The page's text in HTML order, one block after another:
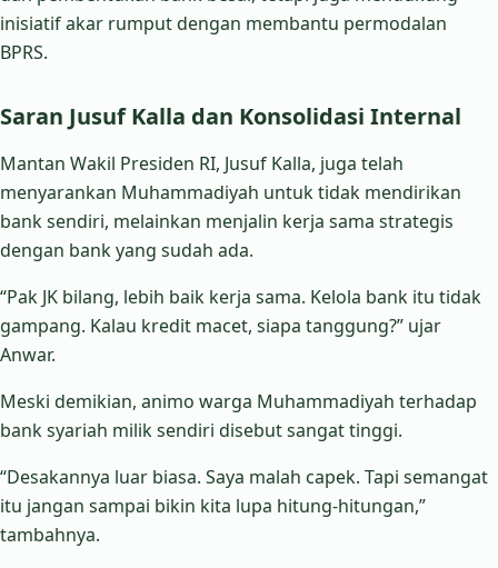
inisiatif akar rumput dengan membantu permodalan
BPRS.
Saran Jusuf Kalla dan Konsolidasi Internal
Mantan Wakil Presiden RI, Jusuf Kalla, juga telah
menyarankan Muhammadiyah untuk tidak mendirikan
bank sendiri, melainkan menjalin kerja sama strategis
dengan bank yang sudah ada.
“Pak JK bilang, lebih baik kerja sama. Kelola bank itu tidak
gampang. Kalau kredit macet, siapa tanggung?” ujar
Anwar.
Meski demikian, animo warga Muhammadiyah terhadap
bank syariah milik sendiri disebut sangat tinggi.
“Desakannya luar biasa. Saya malah capek. Tapi semangat
itu jangan sampai bikin kita lupa hitung-hitungan,”
tambahnya.